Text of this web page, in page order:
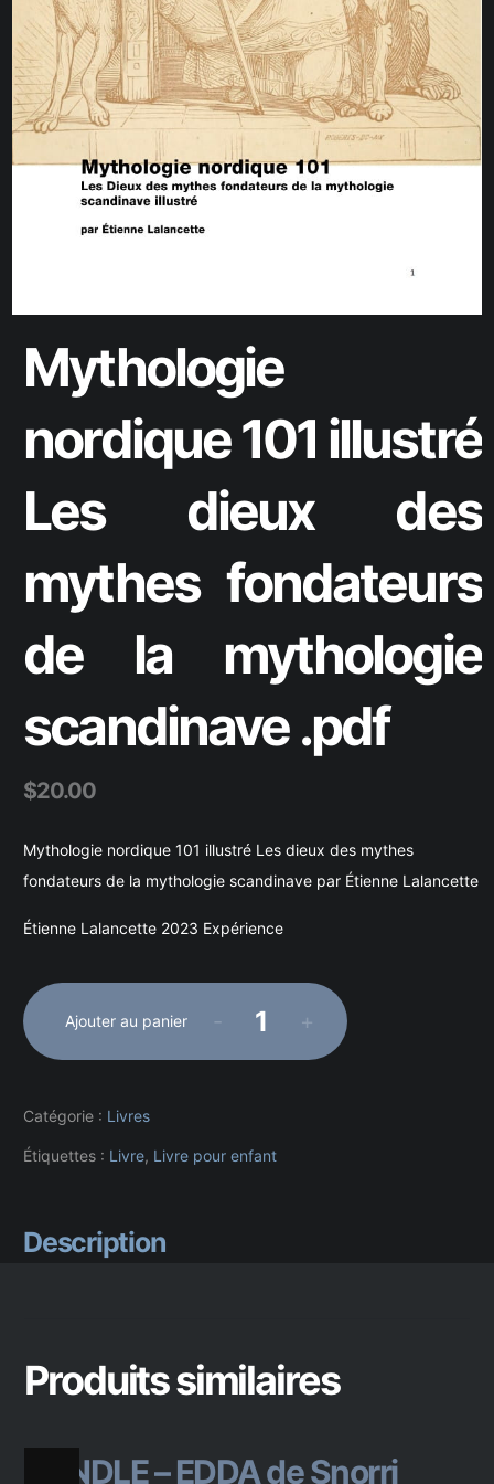
Mythologie
nordique 101 illustré
Les dieux des
mythes fondateurs
de la mythologie
scandinave .pdf
$20.00
Mythologie nordique 101 illustré Les dieux des mythes
fondateurs de la mythologie scandinave par Étienne Lalancette
Étienne Lalancette 2023 Expérience
Ajouter au panier -
quantité
illustré
.pdf
+
Catégorie : Livres
Étiquettes : Livre, Livre pour enfant
Description
Produits similaires
BUNDLE – EDDA de Snorri